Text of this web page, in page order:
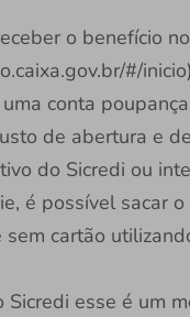
o benefício
#/
conta
de abertura e
do Sicredi ou
é possível sacar
sem cartão
Sicredi esse é um